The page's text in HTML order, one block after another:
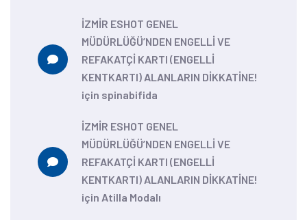
İZMİR ESHOT GENEL
MÜDÜRLÜĞÜ’NDEN ENGELLİ VE
REFAKATÇİ KARTI (ENGELLİ
KENTKARTI) ALANLARIN DİKKATİNE!
için spinabifida
İZMİR ESHOT GENEL
MÜDÜRLÜĞÜ’NDEN ENGELLİ VE
REFAKATÇİ KARTI (ENGELLİ
KENTKARTI) ALANLARIN DİKKATİNE!
için Atilla Modalı